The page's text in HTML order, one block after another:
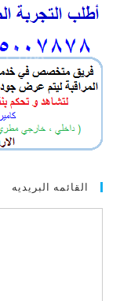
القائمه البريديه